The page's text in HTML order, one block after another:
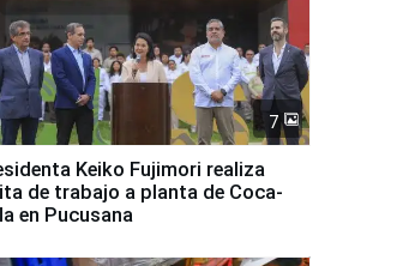
7
Keiko Fujimori realiza
de trabajo a planta de Coca-
en Pucusana